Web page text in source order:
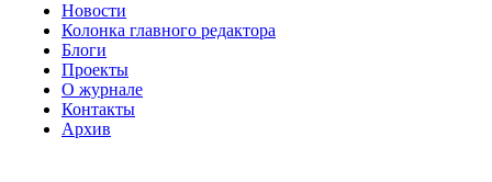
Новости
Колонка главного редактора
Блоги
Проекты
О журнале
Контакты
Архив